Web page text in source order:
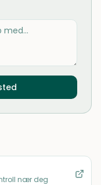
nær deg